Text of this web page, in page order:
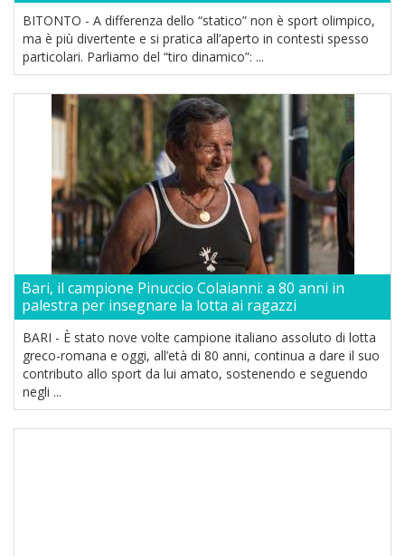
BITONTO - A differenza dello “statico” non è sport olimpico,
ma è più divertente e si pratica all’aperto in contesti spesso
particolari. Parliamo del “tiro dinamico”: ...
Bari, il campione Pinuccio Colaianni: a 80 anni in
palestra per insegnare la lotta ai ragazzi
BARI - È stato nove volte campione italiano assoluto di lotta
greco-romana e oggi, all’età di 80 anni, continua a dare il suo
contributo allo sport da lui amato, sostenendo e seguendo
negli ...